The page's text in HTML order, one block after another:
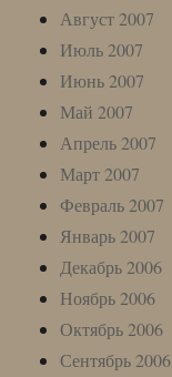
Август 2007
Июль 2007
Июнь 2007
Май 2007
Апрель 2007
Март 2007
Февраль 2007
Январь 2007
Декабрь 2006
Ноябрь 2006
Октябрь 2006
Сентябрь 2006